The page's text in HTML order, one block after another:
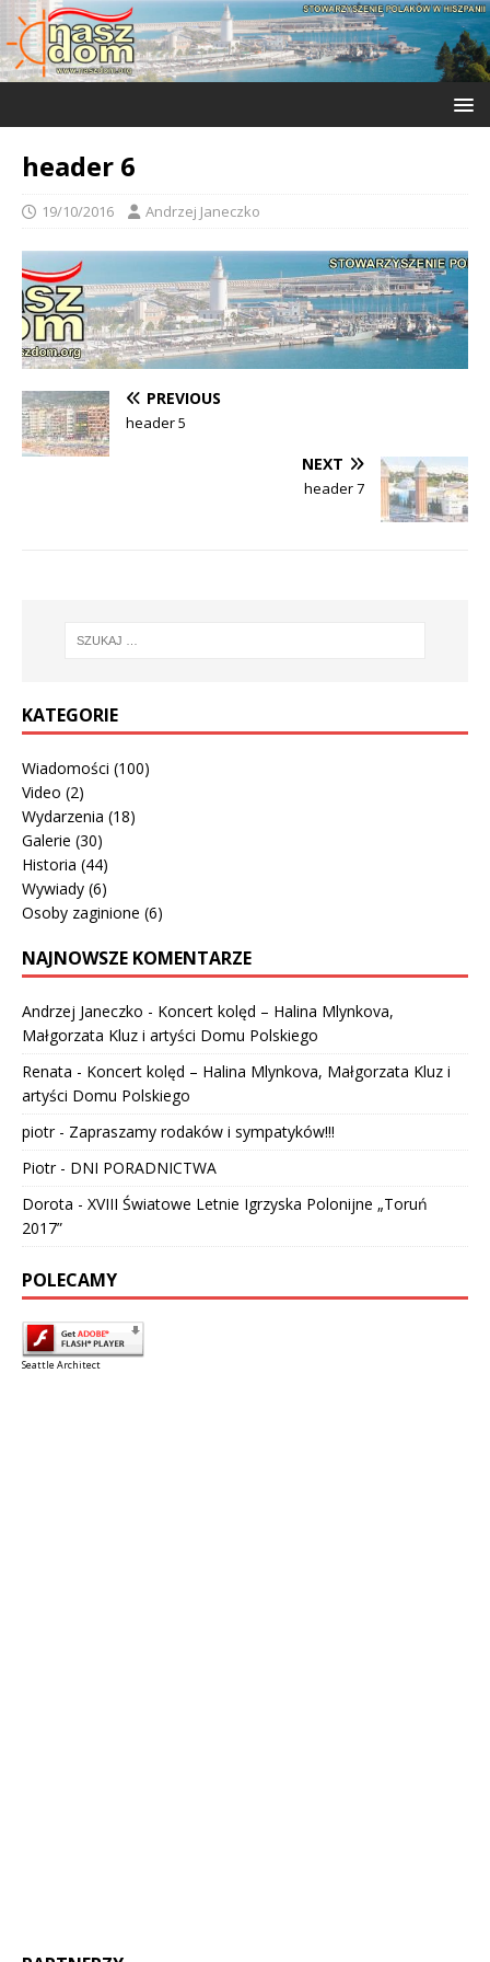
header 6
19/10/2016 Andrzej Janeczko
PREVIOUS
header 5
NEXT
header 7
KATEGORIE
Wiadomości (100)
Video (2)
Wydarzenia (18)
Galerie (30)
Historia (44)
Wywiady (6)
Osoby zaginione (6)
NAJNOWSZE KOMENTARZE
Andrzej Janeczko - Koncert kolęd – Halina Mlynkova,
Małgorzata Kluz i artyści Domu Polskiego
Renata - Koncert kolęd – Halina Mlynkova, Małgorzata Kluz i
artyści Domu Polskiego
piotr- Zapraszamy rodaków i sympatyków!!!
Piotr- DNI PORADNICTWA
Dorota - XVIII Światowe Letnie Igrzyska Polonijne „Toruń
2017”
POLECAMY
Seattle Architect